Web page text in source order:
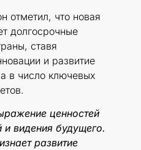
отметил, что новая
долгосрочные
ставя
и развитие
в число ключевых
ценностей
и видения будущего.
развитие